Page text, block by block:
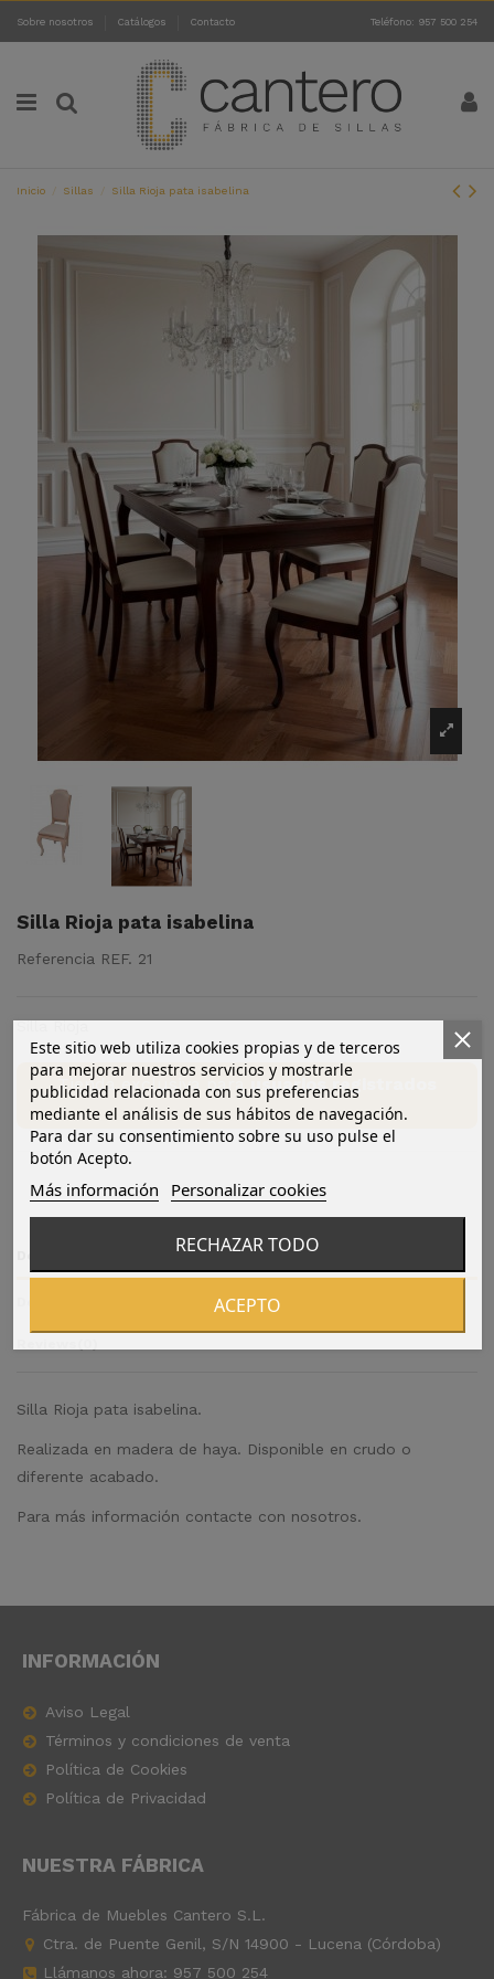
Sobre nosotros Catálogos Contacto Teléfono: 957 500 254
Inicio Sillas Silla Rioja pata isabelina
Silla Rioja pata isabelina
Referencia REF. 21
Silla Rioja
Tienda exclusiva parausuarios registrados
Silla Rioja pata isabelina.
Realizada en madera de haya. Disponible en crudo o
diferente acabado.
Para más información contacte con nosotros.
INFORMACIÓN
Aviso Legal
Términos y condiciones de venta
Política de Cookies
Política de Privacidad
NUESTRA FÁBRICA
Fábrica de Muebles Cantero S.L.
Ctra. de Puente Genil, S/N 14900 - Lucena (Córdoba)
Llámanos ahora: 957 500 254
Este sitio web utiliza cookies propias y de terceros
para mejorar nuestros servicios y mostrarle
publicidad relacionada con sus preferencias
mediante el análisis de sus hábitos de navegación.
Para dar su consentimiento sobre su uso pulse el
botón Acepto.
Más información Personalizar cookies
RECHAZAR TODO
ACEPTO